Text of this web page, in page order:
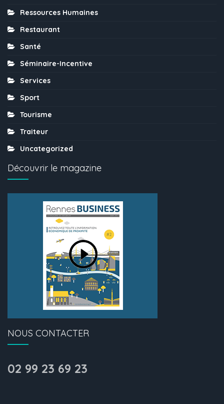
Ressources Humaines
Restaurant
Santé
Séminaire-Incentive
Services
Sport
Tourisme
Traiteur
Uncategorized
Découvrir le magazine
NOUS CONTACTER
02 99 23 69 23